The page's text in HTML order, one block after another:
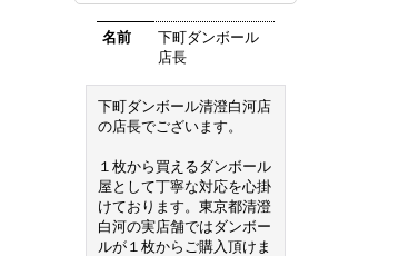
名前
下町ダンボール
店長
下町ダンボール清澄白河店
の店長でございます。
１枚から買えるダンボール
屋として丁寧な対応を心掛
けております。東京都清澄
白河の実店舗ではダンボー
ルが１枚からご購入頂けま